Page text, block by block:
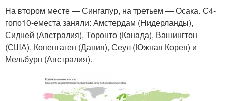
На втором месте — Сингапур, на третьем — Осака. С4-
гопо10-еместа заняли: Амстердам (Нидерланды),
Сидней (Австралия), Торонто (Канада), Вашингтон
(США), Копенгаген (Дания), Сеул (Южная Корея) и
Мельбурн (Австралия).